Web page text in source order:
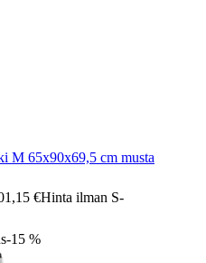
M 65x90x69,5 cm musta
€Hinta ilman S-
-15 %